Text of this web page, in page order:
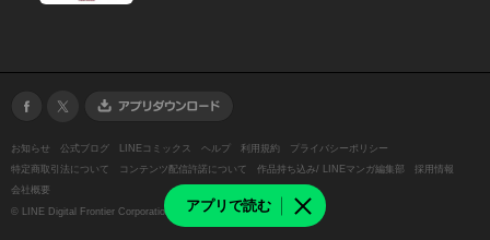
アプリで読む
お知らせ 公式ブログ LINEコミックス ヘルプ 利用規約
プライバシーポリシー
特定商取引法について
コンテンツ配信許諾について 作品持ち込み/ LINEマンガ編集部
採用情報
会社概要
© LINE Digital Frontier Corporation